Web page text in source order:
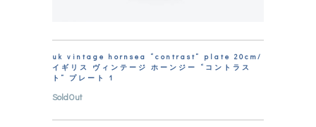
uk vintage hornsea “contrast” plate 20cm/
イギリス ヴィンテージ ホーンジー “コントラス
ト” プレート 1
SoldOut